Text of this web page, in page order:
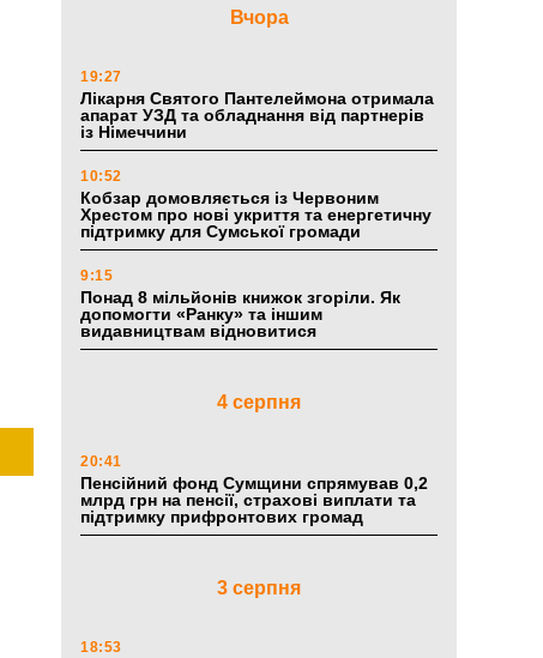
Вчора
19:27
Лікарня Святого Пантелеймона отримала
апарат УЗД та обладнання від партнерів
із Німеччини
10:52
Кобзар домовляється із Червоним
Хрестом про нові укриття та енергетичну
підтримку для Сумської громади
9:15
Понад 8 мільйонів книжок згоріли. Як
допомогти «Ранку» та іншим
видавництвам відновитися
4 серпня
20:41
Пенсійний фонд Сумщини спрямував 0,2
млрд грн на пенсії, страхові виплати та
підтримку прифронтових громад
3 серпня
18:53